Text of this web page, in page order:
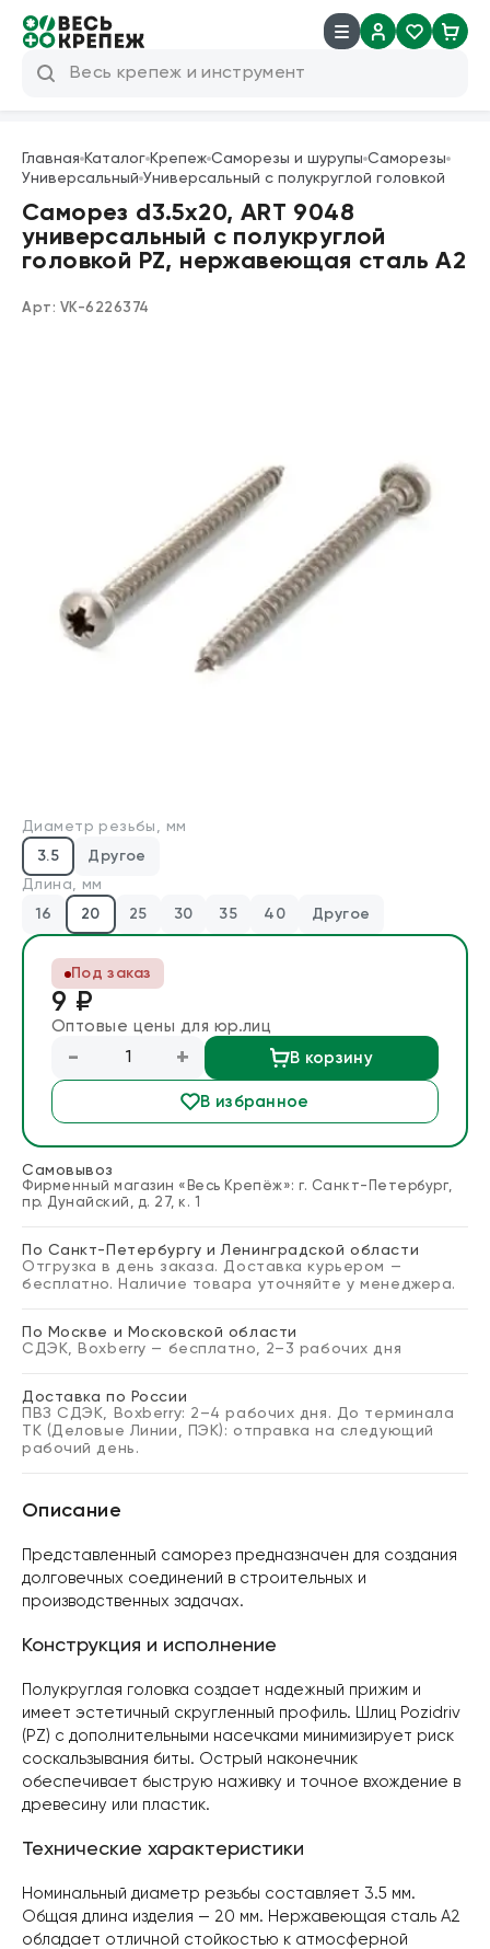
Инструмент
Крепеж
Для бизнеса
О компании
Калькуляторы
Калькулятор веса крепежа
Калькулятор химических анкеров
Контакты
Блог
Запросить расчет
Главная Каталог Крепеж Саморезы и шурупы Саморезы
Универсальный Универсальный с полукруглой головкой
Саморез d3.5х20, ART 9048
универсальный с полукруглой
головкой PZ, нержавеющая сталь А2
Арт: VK-6226374
Диаметр резьбы, мм
3.5
Другое
Длина, мм
16
20 25 30 35 40 Другое
Под заказ
9 ₽
Оптовые цены для юр.лиц
- + В корзину
В избранное
Самовывоз
Фирменный магазин «Весь Крепёж»: г. Санкт-Петербург,
пр. Дунайский, д. 27, к. 1
По Санкт-Петербургу и Ленинградской области
Отгрузка в день заказа. Доставка курьером —
бесплатно. Наличие товара уточняйте у менеджера.
По Москве и Московской области
СДЭК, Boxberry — бесплатно, 2–3 рабочих дня
Доставка по России
ПВЗ СДЭК, Boxberry: 2–4 рабочих дня. До терминала
ТК (Деловые Линии, ПЭК): отправка на следующий
рабочий день.
Описание
Представленный саморез предназначен для создания
долговечных соединений в строительных и
производственных задачах.
Конструкция и исполнение
Полукруглая головка создает надежный прижим и
имеет эстетичный скругленный профиль. Шлиц Pozidriv
(PZ) с дополнительными насечками минимизирует риск
соскальзывания биты. Острый наконечник
обеспечивает быструю наживку и точное вхождение в
древесину или пластик.
Технические характеристики
Номинальный диаметр резьбы составляет 3.5 мм.
Общая длина изделия — 20 мм. Нержавеющая сталь А2
обладает отличной стойкостью к атмосферной